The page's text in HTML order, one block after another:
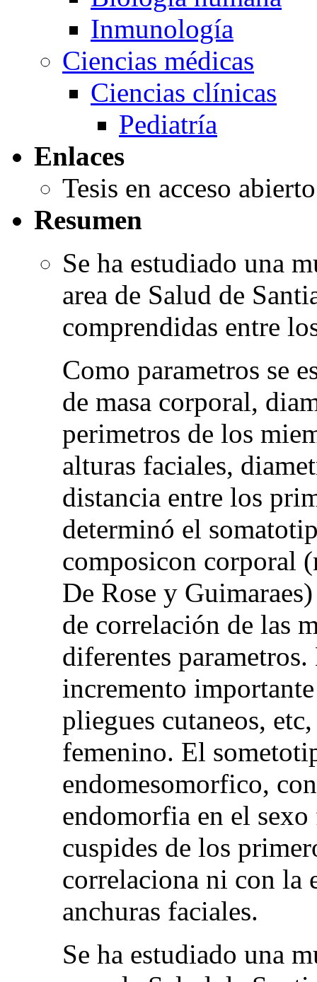
Inmunología
Ciencias médicas
Ciencias clínicas
Pediatría
Enlaces
Tesis en acceso
Resumen
Se ha estudiado una
area de Salud de
comprendidas entre
Como parametros se
de masa corporal,
perimetros de los
alturas faciales,
distancia entre los
determinó el
composicon corporal
De Rose y
de correlación de las
diferentes
incremento
pliegues cutaneos,
femenino. El
endomesomorfico,
endomorfia en el
cuspides de los
correlaciona ni con la
anchuras faciales.
Se ha estudiado una